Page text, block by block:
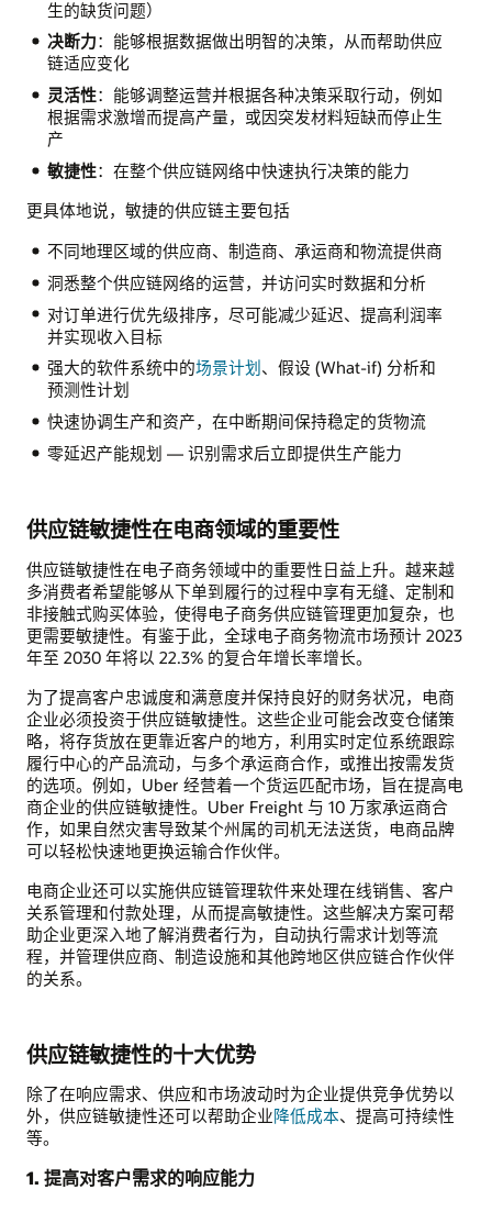
生的缺货问题）
决断力：能够根据数据做出明智的决策，从而帮助供应
链适应变化
灵活性：能够调整运营并根据各种决策采取行动，例如
根据需求激增而提高产量，或因突发材料短缺而停止生
产
敏捷性：在整个供应链网络中快速执行决策的能力
更具体地说，敏捷的供应链主要包括
不同地理区域的供应商、制造商、承运商和物流提供商
洞悉整个供应链网络的运营，并访问实时数据和分析
对订单进行优先级排序，尽可能减少延迟、提高利润率
并实现收入目标
强大的软件系统中的场景计划、假设 (What-if) 分析和
预测性计划
快速协调生产和资产，在中断期间保持稳定的货物流
零延迟产能规划 — 识别需求后立即提供生产能力
供应链敏捷性在电商领域的重要性
供应链敏捷性在电子商务领域中的重要性日益上升。越来越
多消费者希望能够从下单到履行的过程中享有无缝、定制和
非接触式购买体验，使得电子商务供应链管理更加复杂，也
更需要敏捷性。有鉴于此，全球电子商务物流市场预计 2023
年至 2030 年将以 22.3% 的复合年增长率增长。
为了提高客户忠诚度和满意度并保持良好的财务状况，电商
企业必须投资于供应链敏捷性。这些企业可能会改变仓储策
略，将存货放在更靠近客户的地方，利用实时定位系统跟踪
履行中心的产品流动，与多个承运商合作，或推出按需发货
的选项。例如，Uber 经营着一个货运匹配市场，旨在提高电
商企业的供应链敏捷性。Uber Freight 与 10 万家承运商合
作，如果自然灾害导致某个州属的司机无法送货，电商品牌
可以轻松快速地更换运输合作伙伴。
电商企业还可以实施供应链管理软件来处理在线销售、客户
关系管理和付款处理，从而提高敏捷性。这些解决方案可帮
助企业更深入地了解消费者行为，自动执行需求计划等流
程，并管理供应商、制造设施和其他跨地区供应链合作伙伴
的关系。
供应链敏捷性的十大优势
除了在响应需求、供应和市场波动时为企业提供竞争优势以
外，供应链敏捷性还可以帮助企业降低成本、提高可持续性
等。
1. 提高对客户需求的响应能力